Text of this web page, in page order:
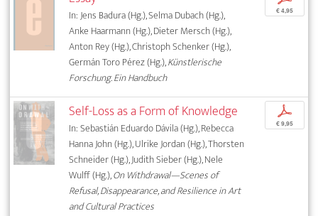
In: Jens Badura (Hg.), Selma Dubach (Hg.),
Anke Haarmann (Hg.), Dieter Mersch (Hg.),
Anton Rey (Hg.), Christoph Schenker (Hg.),
Germán Toro Pérez (Hg.),Künstlerische
Forschung. Ein Handbuch
€ 4,95
Self-Loss as a Form of Knowledge
In: Sebastián Eduardo Dávila (Hg.), Rebecca
Hanna John (Hg.), Ulrike Jordan (Hg.), Thorsten
Schneider (Hg.), Judith Sieber (Hg.), Nele
Wulff (Hg.),On Withdrawal—Scenes of
Refusal, Disappearance, and Resilience in Art
and Cultural Practices
p
€ 9,95